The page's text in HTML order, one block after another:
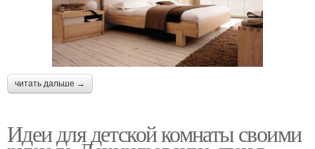
читать дальше →
Идеи для детской комнаты своими